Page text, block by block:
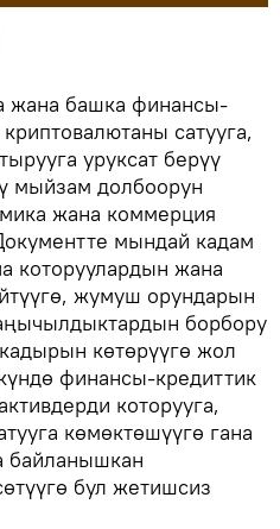
жана башка финансы-
сатууга,
уруксат берүү
мыйзам долбоорун
жана коммерция
мындай кадам
которуулардын жана
жумуш орундарын
борбору
көтөрүүгө жол
финансы-кредиттик
которууга,
көмөктөшүүгө гана
байланышкан
бул жетишсиз